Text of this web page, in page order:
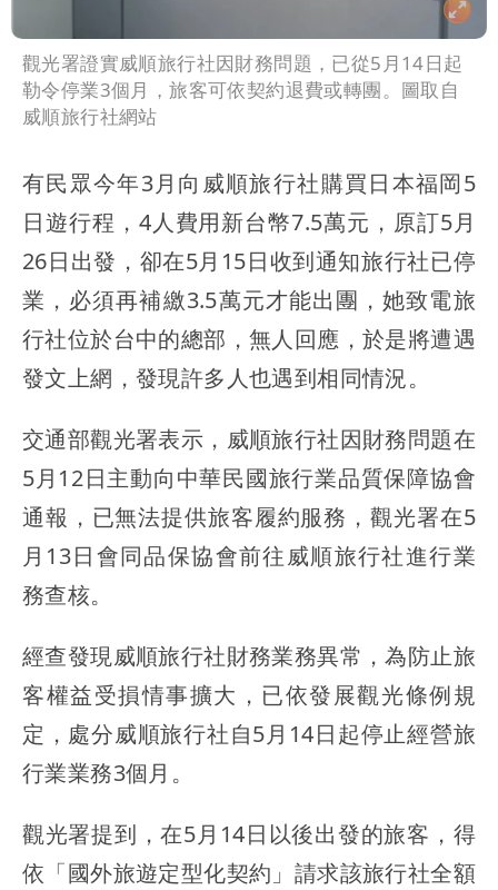
觀光署證實威順旅行社因財務問題，已從5月14日起
勒令停業3個月，旅客可依契約退費或轉團。圖取自
威順旅行社網站
有民眾今年3月向威順旅行社購買日本福岡5
日遊行程，4人費用新台幣7.5萬元，原訂5月
26日出發，卻在5月15日收到通知旅行社已停
業，必須再補繳3.5萬元才能出團，她致電旅
行社位於台中的總部，無人回應，於是將遭遇
發文上網，發現許多人也遇到相同情況。
交通部觀光署表示，威順旅行社因財務問題在
5月12日主動向中華民國旅行業品質保障協會
通報，已無法提供旅客履約服務，觀光署在5
月13日會同品保協會前往威順旅行社進行業
務查核。
經查發現威順旅行社財務業務異常，為防止旅
客權益受損情事擴大，已依發展觀光條例規
定，處分威順旅行社自5月14日起停止經營旅
行業業務3個月。
觀光署提到，在5月14日以後出發的旅客，得
依「國外旅遊定型化契約」請求該旅行社全額